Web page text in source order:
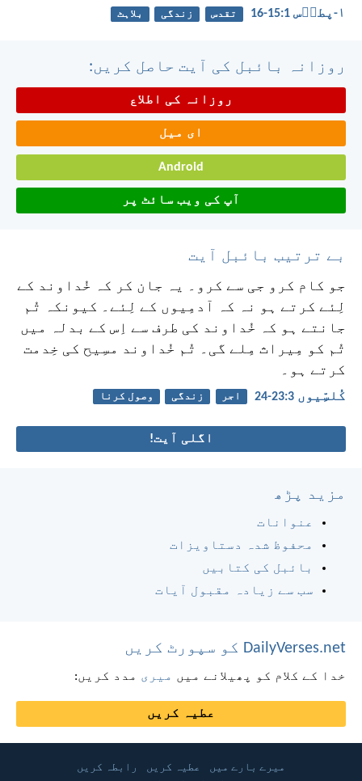
۱-پطرؔس 1:‏15-‏16 تقدس زندگی بلاہٹ
روزانہ بائبل کی آیت حاصل کریں:
روزانہ کی اطلاع
ای میل
Android
آپ کی ویب سائٹ پر
بے ترتیب بائبل آیت
جو کام کرو جی سے کرو۔ یہ جان کر کہ خُداوند کے
لِئے کرتے ہو نہ کہ آدمِیوں کے لِئے۔ کیونکہ تُم
جانتے ہو کہ خُداوند کی طرف سے اِس کے بدلہ میں
تُم کو مِیراث مِلے گی۔ تُم خُداوند مسِیح کی خِدمت
کرتے ہو۔
کُلسِّیوں 3:‏23-‏24 اجر زندگی وصول کرنا
اگلی آیت!
مزید پڑھ
عنوانات
محفوظ شدہ دستاویزات
بائبل کی کتابیں
سب سے زیادہ مقبول آیات
DailyVerses.net کو سپورٹ کریں
خدا کے کلام کو پھیلانے میں میری مدد کریں:
عطیہ کریں
میرے بارے میں عطیہ کریں
رابطہ کریں